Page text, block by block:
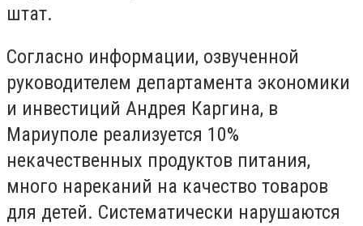
штат.
Согласно информации, озвученной
руководителем департамента экономики
и инвестиций Андрея Каргина, в
Мариуполе реализуется 10%
некачественных продуктов питания,
много нареканий на качество товаров
для детей. Систематически нарушаются